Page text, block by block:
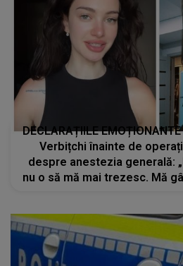
DECLARAȚIILE
Verbițchi înainte de
despre anestezia generală:
nu o să mă mai trezesc. Mă